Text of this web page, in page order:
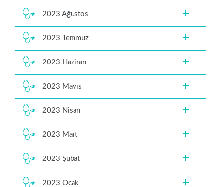
2023 Ağustos
2023 Temmuz
2023 Haziran
2023 Mayıs
2023 Nisan
2023 Mart
2023 Şubat
2023 Ocak